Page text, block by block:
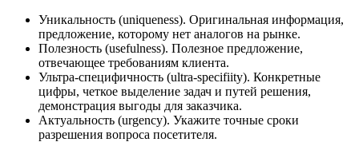
Уникальность (uniqueness). Оригинальная информация,
предложение, которому нет аналогов на рынке.
Полезность (usefulness). Полезное предложение,
отвечающее требованиям клиента.
Ультра-специфичность (ultra-specifiity). Конкретные
цифры, четкое выделение задач и путей решения,
демонстрация выгоды для заказчика.
Актуальность (urgency). Укажите точные сроки
разрешения вопроса посетителя.